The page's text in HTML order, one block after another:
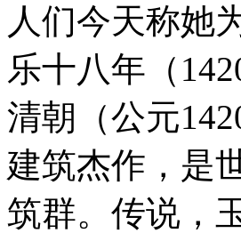
人们今天称她
乐十八年（
清朝（公元
建筑杰作，是
筑群。传说，